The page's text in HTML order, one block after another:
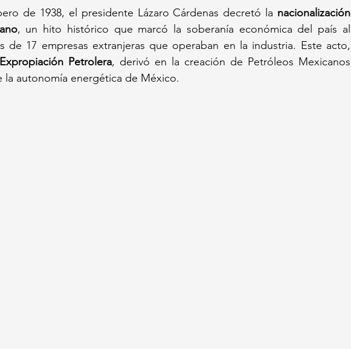
de 1938, el presidente Lázaro Cárdenas decretó la nacionalización
, un hito histórico que marcó la soberanía económica del país al
de 17 empresas extranjeras que operaban en la industria. Este acto,
Expropiación Petrolera, derivó en la creación de Petróleos Mexicanos
la autonomía energética de México.